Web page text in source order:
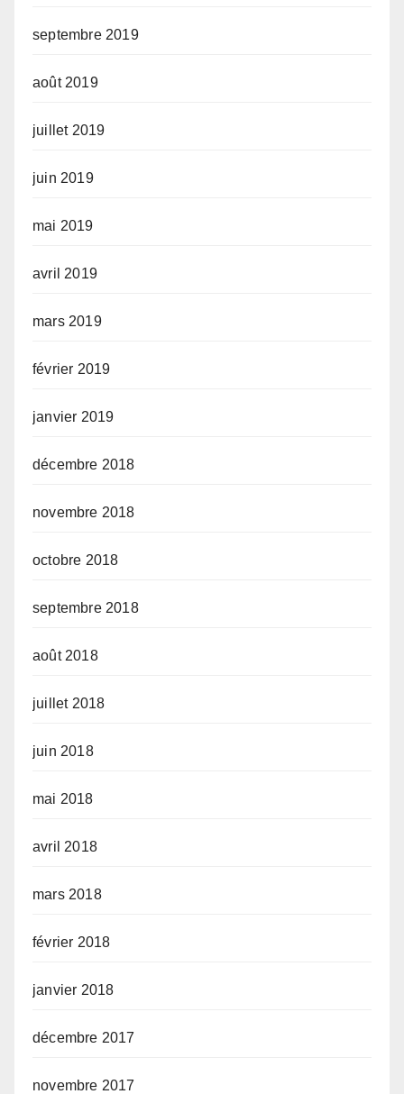
septembre 2019
août 2019
juillet 2019
juin 2019
mai 2019
avril 2019
mars 2019
février 2019
janvier 2019
décembre 2018
novembre 2018
octobre 2018
septembre 2018
août 2018
juillet 2018
juin 2018
mai 2018
avril 2018
mars 2018
février 2018
janvier 2018
décembre 2017
novembre 2017